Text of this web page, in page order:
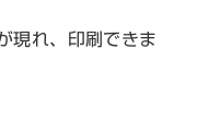
現れ、印刷できま